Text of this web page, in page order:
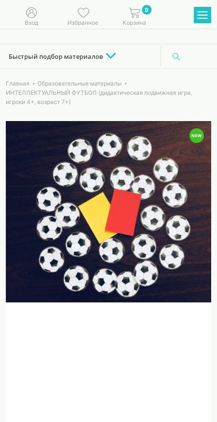
Вход Избранное
0
Корзина
Быстрый подбор материалов
Главная
Образовательные материалы
ИНТЕЛЛЕКТУАЛЬНЫЙ ФУТБОЛ (дидактическая подвижная игра,
игроки 4+, возраст 7+)